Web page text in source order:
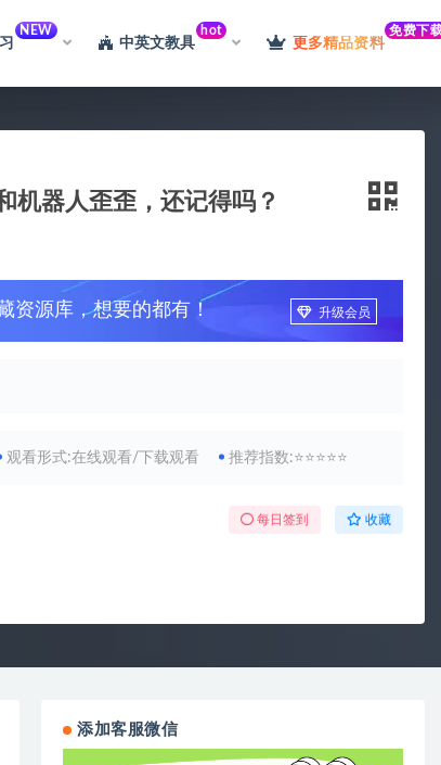
NEW
中英文教具
hot
更多精品资料
免费下
机器人歪歪，还记得吗？
资源库，想要的都有！ 升级会员
观看形式:在线观看/下载观看 推荐指数:⭐⭐⭐⭐⭐
每日签到 收藏
添加客服微信